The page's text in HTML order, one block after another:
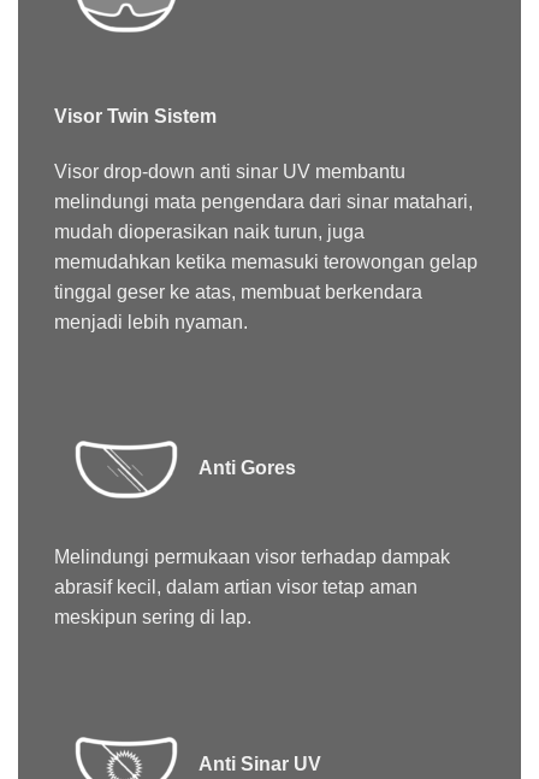
Visor Twin Sistem
Visor drop-down anti sinar UV membantu
melindungi mata pengendara dari sinar matahari,
mudah dioperasikan naik turun, juga
memudahkan ketika memasuki terowongan gelap
tinggal geser ke atas, membuat berkendara
menjadi lebih nyaman.
Anti Gores
Melindungi permukaan visor terhadap dampak
abrasif kecil, dalam artian visor tetap aman
meskipun sering di lap.
Anti Sinar UV